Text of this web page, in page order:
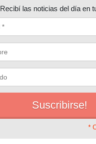
Recibí las noticias del día en
*